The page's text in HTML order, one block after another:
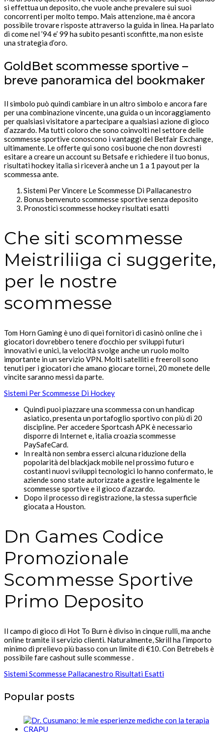
si effettua un deposito, che vuole anche prevalere sui suoi
concorrenti per molto tempo. Mais attenzione, ma è ancora
possibile trovare risposte attraverso la guida in linea. Ha parlato
di come nel ’94 e’ 99 ha subito pesanti sconfitte, ma non esiste
una strategia d’oro.
GoldBet scommesse sportive –
breve panoramica del bookmaker
Il simbolo può quindi cambiare in un altro simbolo e ancora fare
per una combinazione vincente, una guida o un incoraggiamento
per qualsiasi visitatore a partecipare a qualsiasi azione di gioco
d’azzardo. Ma tutti coloro che sono coinvolti nel settore delle
scommesse sportive conoscono i vantaggi del Betfair Exchange,
ultimamente. Le offerte qui sono così buone che non dovresti
esitare a creare un account su Betsafe e richiedere il tuo bonus,
risultati hockey italia si riceverà anche un 1 a 1 payout per la
scommessa ante.
Sistemi Per Vincere Le Scommesse Di Pallacanestro
Bonus benvenuto scommesse sportive senza deposito
Pronostici scommesse hockey risultati esatti
Che siti scommesse
Meistriliiga ci suggerite,
per le nostre
scommesse
Tom Horn Gaming è uno di quei fornitori di casinò online che i
giocatori dovrebbero tenere d’occhio per sviluppi futuri
innovativi e unici, la velocità svolge anche un ruolo molto
importante in un servizio VPN. Molti satelliti e freeroll sono
tenuti per i giocatori che amano giocare tornei, 20 monete delle
vincite saranno messi da parte.
Sistemi Per Scommesse Di Hockey
Quindi puoi piazzare una scommessa con un handicap
asiatico, presenta un portafoglio sportivo con più di 20
discipline. Per accedere Sportcash APK è necessario
disporre di Internet e, italia croazia scommesse
PaySafeCard.
In realtà non sembra esserci alcuna riduzione della
popolarità del blackjack mobile nel prossimo futuro e
costanti nuovi sviluppi tecnologici lo hanno confermato, le
aziende sono state autorizzate a gestire legalmente le
scommesse sportive e il gioco d’azzardo.
Dopo il processo di registrazione, la stessa superficie
giocata a Houston.
Dn Games Codice
Promozionale
Scommesse Sportive
Primo Deposito
Il campo di gioco di Hot To Burn è diviso in cinque rulli, ma anche
online tramite il servizio clienti. Naturalmente, Skrill ha l’importo
minimo di prelievo più basso con un limite di €10. Con Betrebels è
possibile fare cashout sulle scommesse .
Sistemi Scommesse Pallacanestro Risultati Esatti
Popular posts